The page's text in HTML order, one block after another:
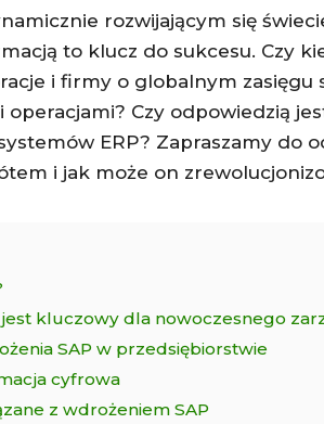
rozwijającym się
to klucz do sukcesu. Czy
i firmy o globalnym zasięgu
operacjami? Czy odpowiedzią
ERP? Zapraszamy do
i jak może on
kluczowy dla nowoczesnego
SAP w przedsiębiorstwie
cyfrowa
z wdrożeniem SAP